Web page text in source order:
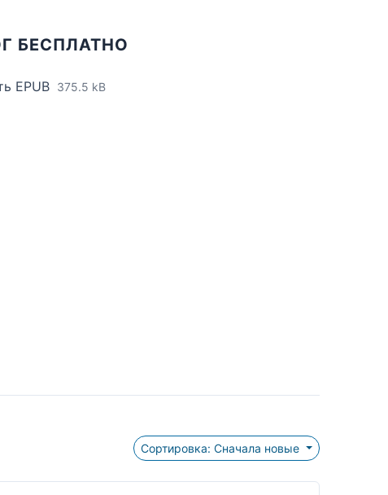
БЕСПЛАТНО
EPUB 375.5 kB
Сортировка: Сначала новые